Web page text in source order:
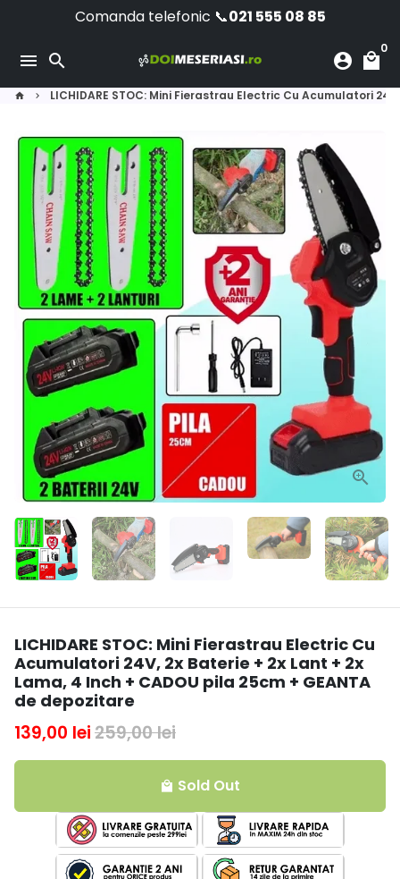
conținut
Comanda telefonic 📞021 555 08 85
menu search account_circle local_mall
0
home keyboard_arrow_right LICHIDARE STOC: Mini Fierastrau Electric Cu Acumulatori
LICHIDARE STOC: Mini Fierastrau Electric Cu
Acumulatori 24V, 2x Baterie + 2x Lant + 2x
Lama, 4 Inch + CADOU pila 25cm + GEANTA
de depozitare
139,00 lei259,00 lei
local_mall Sold Out